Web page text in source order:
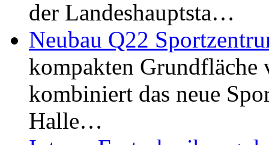
der Landeshauptsta…
Neubau Q22
kompakten Grundfläche
kombiniert das neue
Halle…